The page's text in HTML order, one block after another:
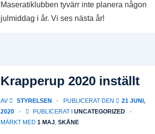
Maseratiklubben tyvärr inte planera någon
julmiddag i år. Vi ses nästa år!
Krapperup 2020 inställt
AV STYRELSEN PUBLICERAT DEN
21 JUNI,
2020
PUBLICERAT I UNCATEGORIZED
MÄRKT MED 1 MAJ, SKÅNE